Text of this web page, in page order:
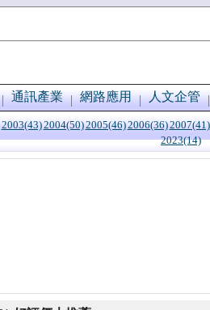
通訊產業 網路應用 人文企管
2003(43)2004(50)2005(46)2006(36)2007(41)
2023(14)